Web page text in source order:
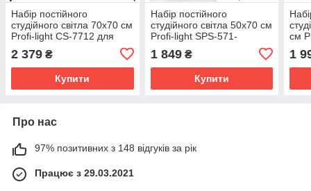
Набір постійного
студійного світла 70х70 см
Profi-light CS-7712 для
2 379 ₴
Купити
Набір постійного
студійного світла 50х70 см
Profi-light SPS-571-
1 849₴
Купити
см
1
Про нас
97% позитивних з 148 відгуків за рік
Працює з 29.03.2021